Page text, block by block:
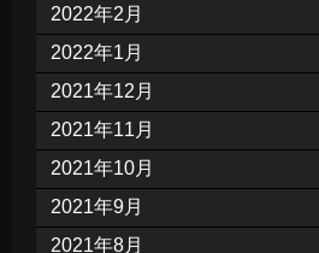
2022年2月
2022年1月
2021年12月
2021年11月
2021年10月
2021年9月
2021年8月